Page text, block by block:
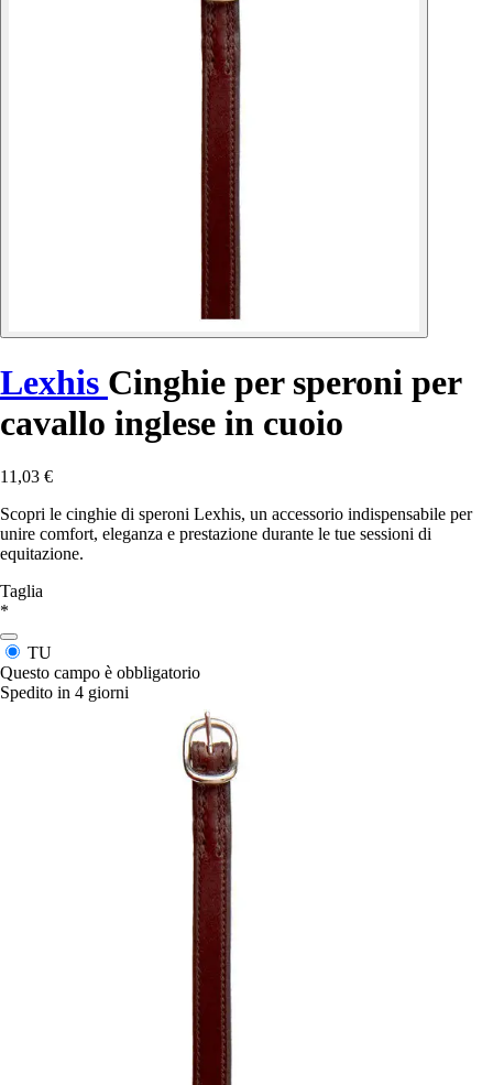
Lexhis Cinghie per speroni per
cavallo inglese in cuoio
11,03 €
Scopri le cinghie di speroni Lexhis, un accessorio indispensabile per
unire comfort, eleganza e prestazione durante le tue sessioni di
equitazione.
Taglia
*
TU
Questo campo è obbligatorio
Spedito in 4 giorni